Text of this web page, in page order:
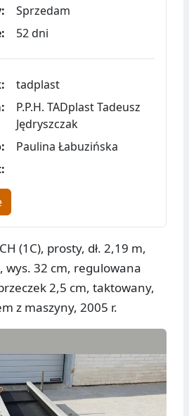
Sprzedam
52 dni
tadplast
P.P.H. TADplast Tadeusz
Jędryszczak
Paulina Łabuzińska
(1C), prosty, dł. 2,19 m,
wys. 32 cm, regulowana
2,5 cm, taktowany,
z maszyny, 2005 r.